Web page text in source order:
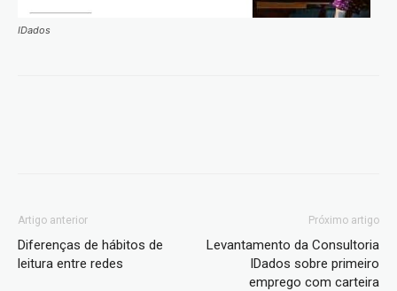
IDados
Artigo anterior
Diferenças de hábitos de
leitura entre redes
Próximo artigo
Levantamento da Consultoria
IDados sobre primeiro
emprego com carteira